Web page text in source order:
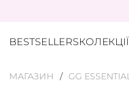
BESTSELLERSКОЛЕКЦІЇ
МАГАЗИН GG